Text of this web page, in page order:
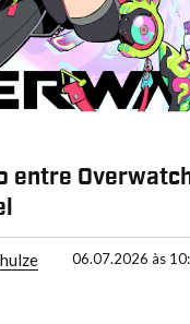
entre
06.07.2026 às